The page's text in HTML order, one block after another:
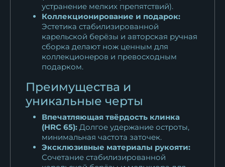
устранение мелких препятствий).
Коллекционирование и подарок:
Эстетика стабилизированной
карельской берёзы и авторская ручная
сборка делают нож ценным для
коллекционеров и превосходным
подарком.
Преимущества и
уникальные черты
Впечатляющая твёрдость клинка
(HRC 65): Долгое удержание остроты,
минимальная частота заточек.
Эксклюзивные материалы рукояти:
Сочетание стабилизированной